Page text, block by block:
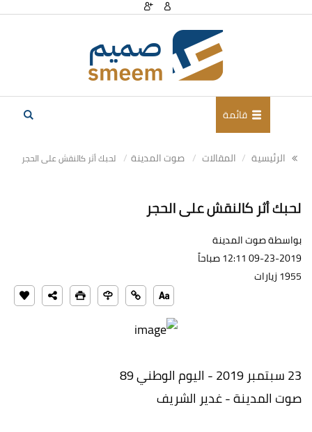
قائمة
الرئيسية المقالات صوت المدينة لحبك أثر كالنقش على الحجر
لحبك أثر كالنقش على الحجر
بواسطة صوت المدينة
09-23-2019 12:11 صباحاً
1955 زيارات
23 سبتمبر 2019 - اليوم الوطني 89
صوت المدينة - غدير الشريف